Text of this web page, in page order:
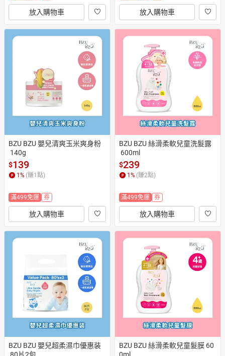
放入購物車 放入購物車
BZU BZU 嬰兒清爽玉米爽身粉
140g
$139
1% (賺1點)
滿499免運 券
放入購物車
BZU BZU 絲滑柔軟兒童洗髮露
600ml
$239
1% (賺2點)
滿499免運 券
放入購物車
BZU BZU 嬰兒超柔濕巾優惠装
80片2包
BZU BZU 絲滑柔軟兒童髮膜 60
0ml